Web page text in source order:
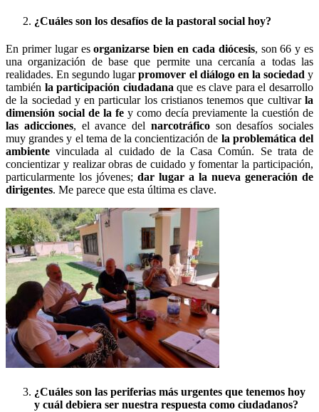
¿Cuáles son los desafíos de la pastoral social hoy?
En primer lugar esorganizarse bien en cada diócesis, son 66 y es
una organización de base que permite una cercanía a todas las
realidades. En segundo lugarpromover el diálogo en la sociedad y
también la participación ciudadana que es clave para el desarrollo
de la sociedad y en particular los cristianos tenemos que cultivar la
dimensión social de la fe y como decía previamente la cuestión de
las adicciones, el avance del narcotráficoson desafíos sociales
muy grandes y el tema de la concientización de la problemática del
ambiente vinculada al cuidado de la Casa Común. Se trata de
concientizar y realizar obras de cuidado y fomentar la participación,
particularmente los jóvenes; dar lugar a la nueva generación de
dirigentes. Me parece que esta última es clave.
¿Cuáles son las periferias más urgentes que tenemos hoy
y cuál debiera ser nuestra respuesta como ciudadanos?